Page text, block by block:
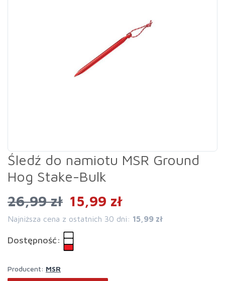
Śledź do namiotu MSR Ground
Hog Stake-Bulk
26,99 zł 15,99 zł
Najniższa cena z ostatnich 30 dni: 15,99 zł
Dostępność:
Producent: MSR